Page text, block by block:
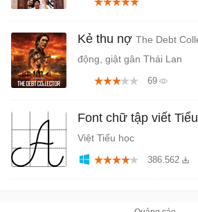
Kẻ thu nợ The Debt
động, giật gân Thái Lan
69
Font chữ tập viết
Việt Tiểu học
386.562